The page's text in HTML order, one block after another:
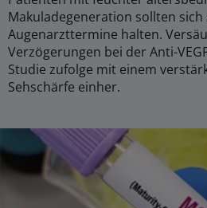
Makuladegeneration sollten
Augenarzttermine halten.
Verzögerungen bei der Anti-
Studie zufolge mit einem
Sehschärfe einher.